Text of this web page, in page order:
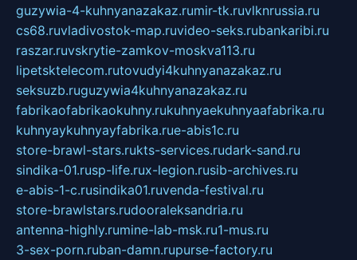
guzywia-4-kuhnyanazakaz.rumir-tk.ruvlknrussia.ru
cs68.ruvladivostok-map.ruvideo-seks.rubankaribi.ru
raszar.ruvskrytie-zamkov-moskva113.ru
lipetsktelecom.rutovudyi4kuhnyanazakaz.ru
seksuzb.ruguzywia4kuhnyanazakaz.ru
fabrikaofabrikaokuhny.rukuhnyaekuhnyaafabrika.ru
kuhnyaykuhnyayfabrika.rue-abis1c.ru
store-brawl-stars.rukts-services.rudark-sand.ru
sindika-01.rusp-life.rux-legion.rusib-archives.ru
e-abis-1-c.rusindika01.ruvenda-festival.ru
store-brawlstars.rudooraleksandria.ru
antenna-highly.rumine-lab-msk.ru1-mus.ru
3-sex-porn.ruban-damn.rupurse-factory.ru